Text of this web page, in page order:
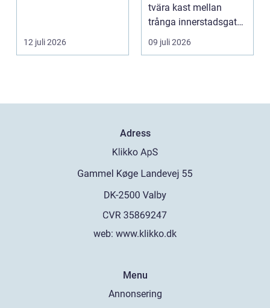
12 juli 2026
tvära kast mellan
trånga innerstadsgator,
motorvägspendling
och ibl...
09 juli 2026
Adress
web: www.klikko.dk
Menu
Annonsering